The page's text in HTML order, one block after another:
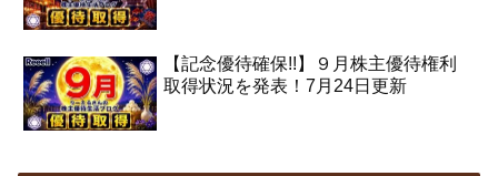
【記念優待確保!!】９月株主優待権利
取得状況を発表！7月24日更新